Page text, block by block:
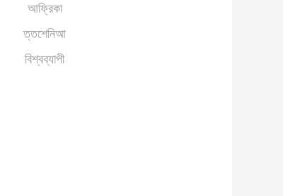
আফ্রিকা
ত্তশেনিআ
বিশ্বব্যাপী